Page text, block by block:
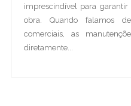
imprescindível para
obra. Quando falamos
comerciais, as
diretamente...